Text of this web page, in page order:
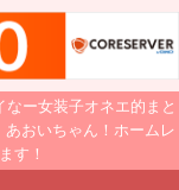
ー女装子オネエ的まと
おいちゃん！ホームレ
す！